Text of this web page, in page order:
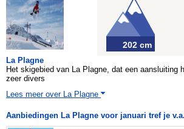
La Plagne
Het skigebied van La Plagne, dat een aansluiting
zeer divers
Lees meer over La Plagne
202 cm
Aanbiedingen La Plagne voor januari tref je